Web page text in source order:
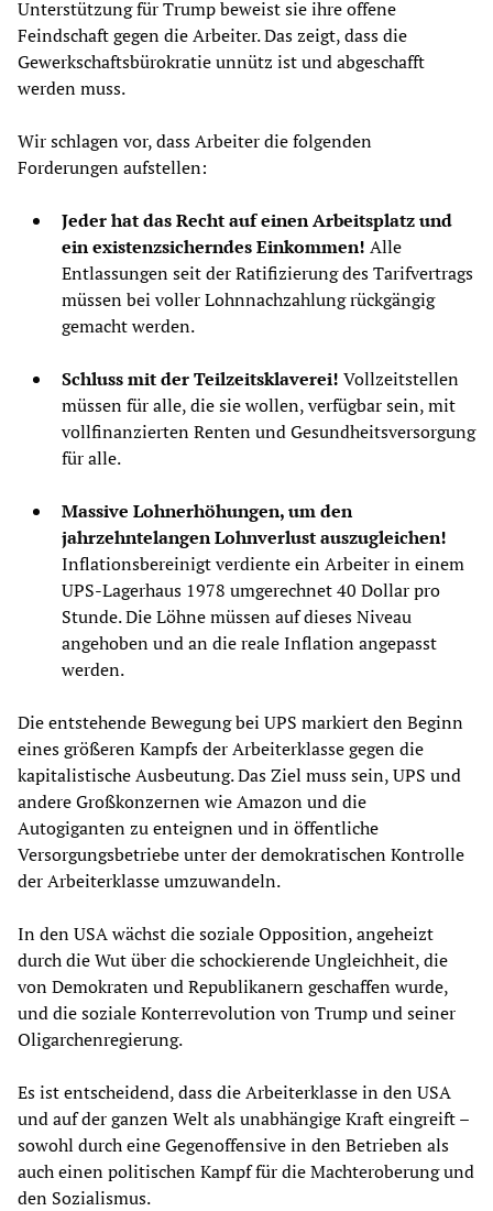
Unterstützung für Trump beweist sie ihre offene
Feindschaft gegen die Arbeiter. Das zeigt, dass die
Gewerkschaftsbürokratie unnütz ist und abgeschafft
werden muss.
Wir schlagen vor, dass Arbeiter die folgenden
Forderungen aufstellen:
Jeder hat das Recht auf einen Arbeitsplatz und
ein existenzsicherndes Einkommen! Alle
Entlassungen seit der Ratifizierung des Tarifvertrags
müssen bei voller Lohnnachzahlung rückgängig
gemacht werden.
Schluss mit der Teilzeitsklaverei! Vollzeitstellen
müssen für alle, die sie wollen, verfügbar sein, mit
vollfinanzierten Renten und Gesundheitsversorgung
für alle.
Massive Lohnerhöhungen, um den
jahrzehntelangen Lohnverlust auszugleichen!
Inflationsbereinigt verdiente ein Arbeiter in einem
UPS-Lagerhaus 1978 umgerechnet 40 Dollar pro
Stunde. Die Löhne müssen auf dieses Niveau
angehoben und an die reale Inflation angepasst
werden.
Die entstehende Bewegung bei UPS markiert den Beginn
eines größeren Kampfs der Arbeiterklasse gegen die
kapitalistische Ausbeutung. Das Ziel muss sein, UPS und
andere Großkonzernen wie Amazon und die
Autogiganten zu enteignen und in öffentliche
Versorgungsbetriebe unter der demokratischen Kontrolle
der Arbeiterklasse umzuwandeln.
In den USA wächst die soziale Opposition, angeheizt
durch die Wut über die schockierende Ungleichheit, die
von Demokraten und Republikanern geschaffen wurde,
und die soziale Konterrevolution von Trump und seiner
Oligarchenregierung.
Es ist entscheidend, dass die Arbeiterklasse in den USA
und auf der ganzen Welt als unabhängige Kraft eingreift –
sowohl durch eine Gegenoffensive in den Betrieben als
auch einen politischen Kampf für die Machteroberung und
den Sozialismus.